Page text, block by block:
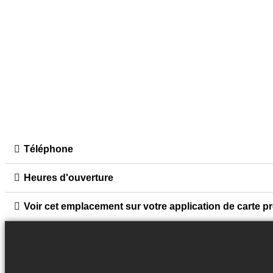
Téléphone
Heures d'ouverture
Voir cet emplacement sur votre application de carte